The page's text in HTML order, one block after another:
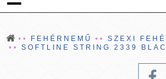
FEHÉRNEMŰ
SZEXI
SOFTLINE STRING 2339